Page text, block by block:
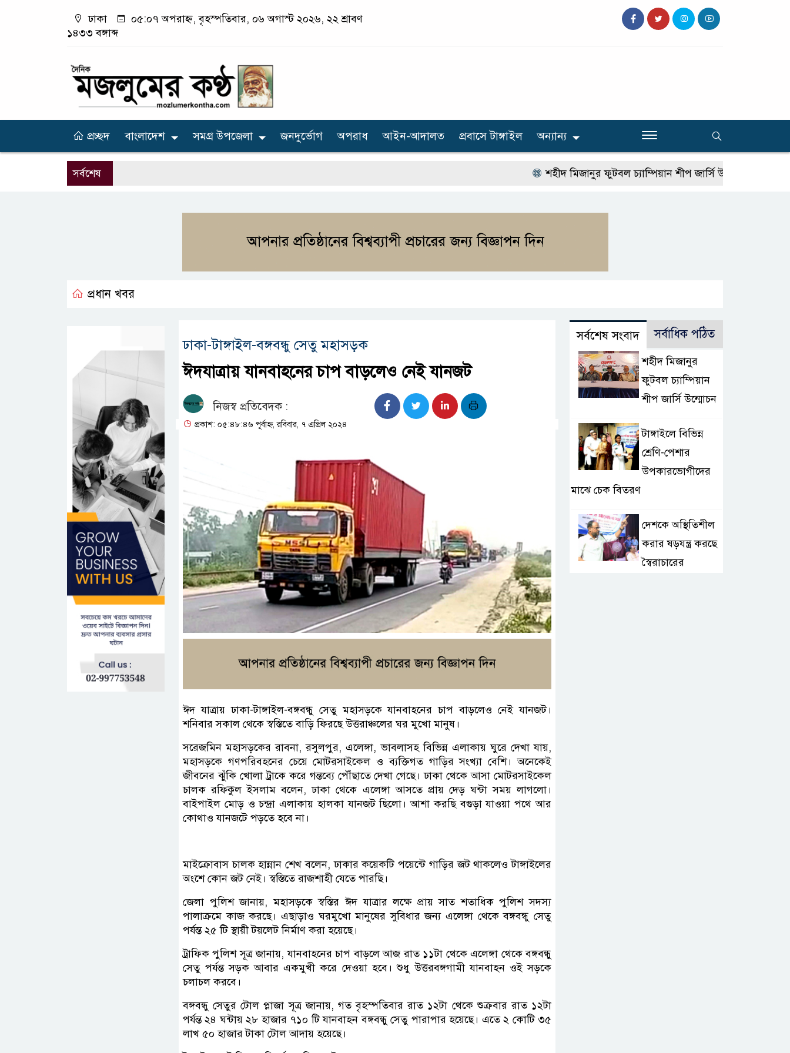
ঢাকা
০৫:০৭ অপরাহ্ন, বৃহস্পতিবার, ০৬ অগাস্ট ২০২৬, ২২ শ্রাবণ
১৪৩৩ বঙ্গাব্দ
প্রচ্ছদ বাংলাদেশ সমগ্র উপজেলা জনদুর্ভোগ অপরাধ আইন-আদালত প্রবাসে টাঙ্গাইল অন্যান্য
সর্বশেষ শহীদ মিজানুর ফুটবল চ্যাম্পিয়ান শীপ জার্সি উন্মোচন
প্রধান খবর
ঢাকা-টাঙ্গাইল-বঙ্গবন্ধু সেতু মহাসড়ক
ঈদযাত্রায় যানবাহনের চাপ বাড়লেও নেই যানজট
নিজস্ব প্রতিবেদক :
প্রকাশ: ০৫:৪৮:৪৬ পূর্বাহ্ন, রবিবার, ৭ এপ্রিল ২০২৪
ঈদ যাত্রায় ঢাকা-টাঙ্গাইল-বঙ্গবন্ধু সেতু মহাসড়কে যানবাহনের চাপ বাড়লেও নেই যানজট।
শনিবার সকাল থেকে স্বস্তিতে বাড়ি ফিরছে উত্তরাঞ্চলের ঘর মুখো মানুষ।
সরেজমিন মহাসড়কের রাবনা, রসুলপুর, এলেঙ্গা, ভাবলাসহ বিভিন্ন এলাকায় ঘুরে দেখা যায়,
মহাসড়কে গণপরিবহনের চেয়ে মোটরসাইকেল ও ব্যক্তিগত গাড়ির সংখ্যা বেশি। অনেকেই
জীবনের ঝুঁকি খোলা ট্রাকে করে গন্তব্যে পৌঁছাতে দেখা গেছে। ঢাকা থেকে আসা মোটরসাইকেল
চালক রফিকুল ইসলাম বলেন, ঢাকা থেকে এলেঙ্গা আসতে প্রায় দেড় ঘন্টা সময় লাগলো।
বাইপাইল মোড় ও চন্দ্রা এলাকায় হালকা যানজট ছিলো। আশা করছি বগুড়া যাওয়া পথে আর
কোথাও যানজটে পড়তে হবে না।
মাইক্রোবাস চালক হান্নান শেখ বলেন, ঢাকার কয়েকটি পয়েন্টে গাড়ির জট থাকলেও টাঙ্গাইলের
অংশে কোন জট নেই। স্বস্তিতে রাজশাহী যেতে পারছি।
জেলা পুলিশ জানায়, মহাসড়কে স্বস্তির ঈদ যাত্রার লক্ষে প্রায় সাত শতাধিক পুলিশ সদস্য
পালাক্রমে কাজ করছে। এছাড়াও ঘরমুখো মানুষের সুবিধার জন্য এলেঙ্গা থেকে বঙ্গবন্ধু সেতু
পর্যন্ত ২৫ টি স্থায়ী টয়লেট নির্মাণ করা হয়েছে।
ট্রাফিক পুলিশ সূত্র জানায়, যানবাহনের চাপ বাড়লে আজ রাত ১১টা থেকে এলেঙ্গা থেকে বঙ্গবন্ধু
সেতু পর্যন্ত সড়ক আবার একমুখী করে দেওয়া হবে। শুধু উত্তরবঙ্গগামী যানবাহন ওই সড়কে
চলাচল করবে।
বঙ্গবন্ধু সেতুর টোল প্লাজা সূত্র জানায়, গত বৃহস্পতিবার রাত ১২টা থেকে শুক্রবার রাত ১২টা
পর্যন্ত ২৪ ঘন্টায় ২৮ হাজার ৭১০ টি যানবাহন বঙ্গবন্ধু সেতু পারাপার হয়েছে। এতে ২ কোটি ৩৫
লাখ ৫০ হাজার টাকা টোল আদায় হয়েছে।
সর্বশেষ সংবাদ সর্বাধিক পঠিত
শহীদ মিজানুর
ফুটবল চ্যাম্পিয়ান
শীপ জার্সি উন্মোচন
টাঙ্গাইলে বিভিন্ন
শ্রেণি-পেশার
উপকারভোগীদের
মাঝে চেক বিতরণ
দেশকে অস্থিতিশীল
করার ষড়যন্ত্র করছে
স্বৈরাচারের